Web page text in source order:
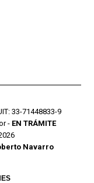
33-71448833-9
- EN TRÁMITE
Navarro